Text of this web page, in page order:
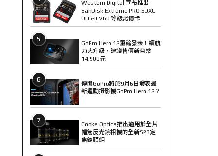
Western Digital 宣布推出
SanDisk Extreme PRO SDXC
UHS-II V60 等級記憶卡
5
GoPro Hero 12重磅發表！續航
力大升級，建議售價新台幣
14,900元
6
傳聞GoPro將於9月6日發表最
新運動攝影機GoPro Hero 12？
7
Cooke Optics推出適用於全片
幅無反光鏡相機的全新SP3定
焦鏡頭組